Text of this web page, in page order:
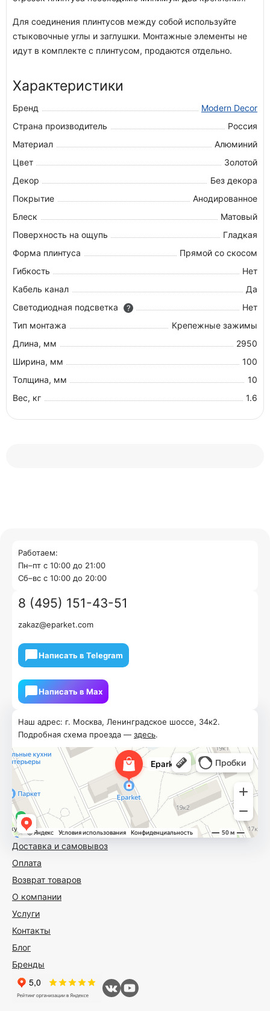
Для соединения плинтусов между собой используйте
стыковочные углы и заглушки. Монтажные элементы не
идут в комплекте с плинтусом, продаются отдельно.
Характеристики
Бренд
Modern Decor
Страна производитель
Россия
Материал
Алюминий
Цвет
Золотой
Декор
Без декора
Покрытие
Анодированное
Блеск
Матовый
Поверхность на ощупь
Гладкая
Форма плинтуса
Прямой со скосом
Гибкость
Нет
Кабель канал
Да
Светодиодная подсветка
?
Нет
Тип монтажа
Крепежные зажимы
Длина, мм
2950
Ширина, мм
100
Толщина, мм
10
Вес, кг
1.6
Доставка и самовывоз
Оплата
Возврат товаров
О компании
Услуги
Контакты
Блог
Бренды
Наш адрес: г. Москва, Ленинградское шоссе, 34к2.
Подробная схема проезда — здесь.
Работаем:
Пн–пт с 10:00 до 21:00
Cб–вс с 10:00 до 20:00
8 (495) 151-43-51
zakaz@eparket.com
Написать в Telegram
Написать в Мах